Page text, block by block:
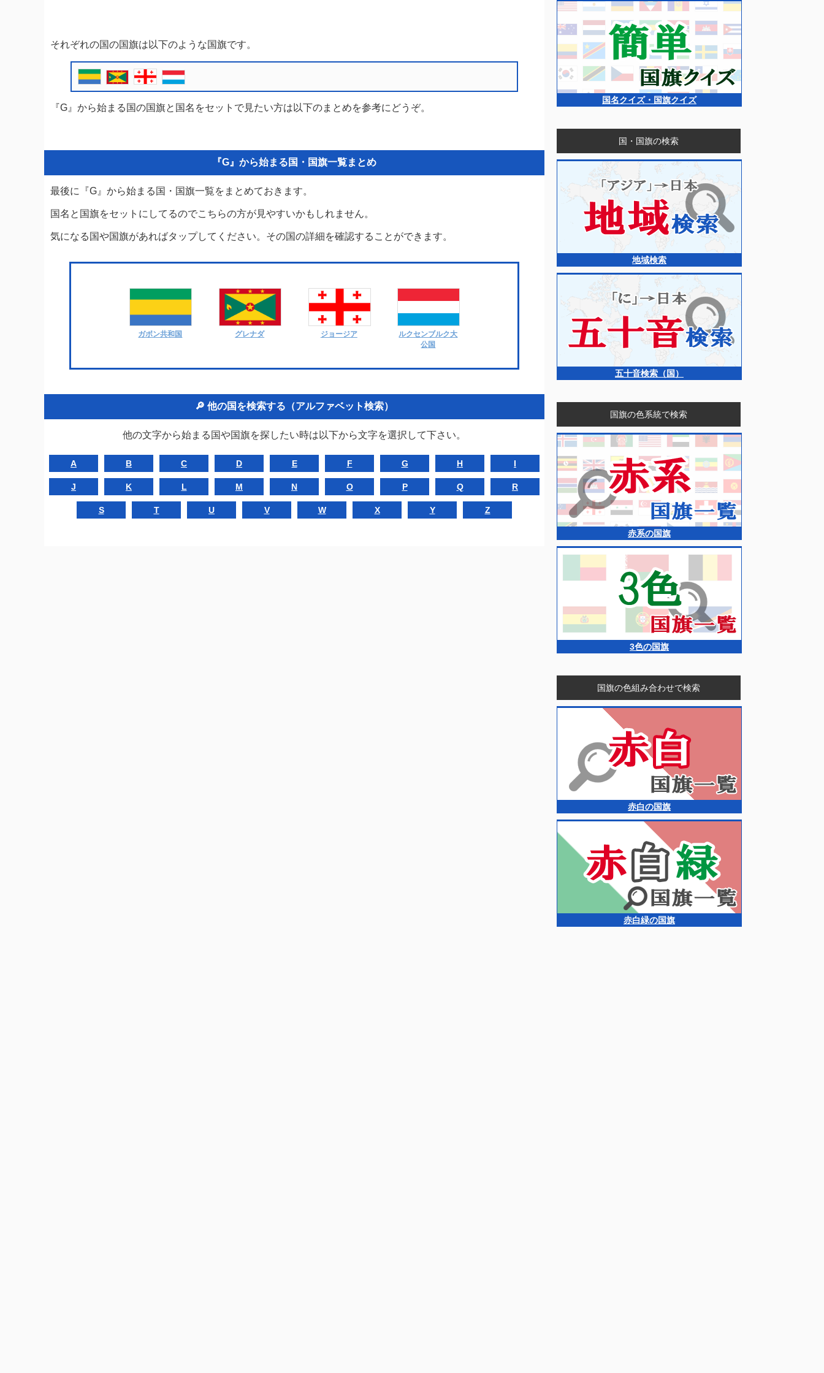
それぞれの国の国旗は以下のような国旗です。
『G』から始まる国の国旗と国名をセットで見たい方は以下のまとめを参考にどうぞ。
『G』から始まる国・国旗一覧まとめ
最後に『G』から始まる国・国旗一覧をまとめておきます。
国名と国旗をセットにしてるのでこちらの方が見やすいかもしれません。
気になる国や国旗があればタップしてください。その国の詳細を確認することができます。
ガボン共和国 グレナダ ジョージア
ルクセンブルク大
公国
🔎 他の国を検索する（アルファベット検索）
他の文字から始まる国や国旗を探したい時は以下から文字を選択して下さい。
A B C D E F G H I
J K L M N O P Q R
S T U V W X Y Z
国名クイズ・国旗クイズ
国・国旗の検索
地域検索
五十音検索（国）
国旗の色系統で検索
赤系の国旗
3色の国旗
国旗の色組み合わせで検索
赤白の国旗
赤白緑の国旗